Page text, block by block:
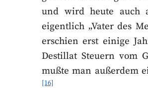
und wird heute auch
eigentlich „Vater des
erschien erst einige
Destillat Steuern vom
mußte man außerdem
[16]